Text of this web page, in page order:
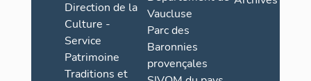
Direction de la
Culture -
Service
Patrimoine
Traditions et
Vaucluse
Parc des
Baronnies
provençales